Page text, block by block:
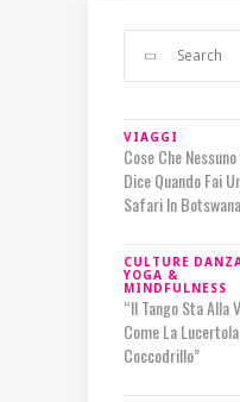
VIAGGI
Cose Che
Dice Quando Fai
Safari In Botswana
CULTURE
YOGA &
MINDFULNESS
“Il Tango Sta Alla
Come La
Coccodrillo”